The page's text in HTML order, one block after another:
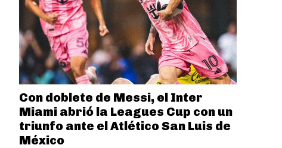
Con doblete de Messi, el Inter
Miami abrió la Leagues Cup con un
triunfo ante el Atlético San Luis de
México